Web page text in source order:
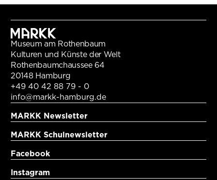
Museum am Rothenbaum
Kulturen und Künste der Welt
Rothenbaumchaussee 64
20148 Hamburg
+49 40 42 88 79 - 0
info@markk-hamburg.de
MARKK Newsletter
MARKK Schulnewsletter
Facebook
Instagram